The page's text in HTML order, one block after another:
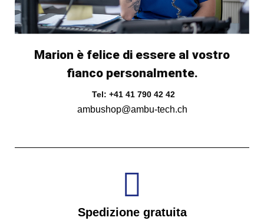
Marion è felice di essere al vostro
fianco personalmente.
Tel: +41 41 790 42 42
ambushop@ambu-tech.ch
Spedizione gratuita